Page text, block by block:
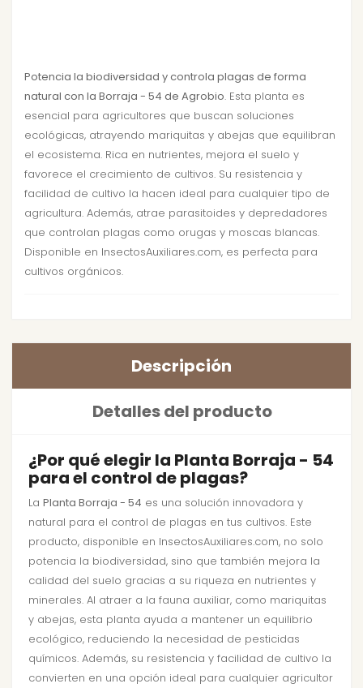
Potencia la biodiversidad y controla plagas de forma
natural con la Borraja - 54 de Agrobio. Esta planta es
esencial para agricultores que buscan soluciones
ecológicas, atrayendo mariquitas y abejas que equilibran
el ecosistema. Rica en nutrientes, mejora el suelo y
favorece el crecimiento de cultivos. Su resistencia y
facilidad de cultivo la hacen ideal para cualquier tipo de
agricultura. Además, atrae parasitoides y depredadores
que controlan plagas como orugas y moscas blancas.
Disponible en InsectosAuxiliares.com, es perfecta para
cultivos orgánicos.
Descripción
Detalles del producto
¿Por qué elegir la Planta Borraja - 54
para el control de plagas?
La Planta Borraja - 54 es una solución innovadora y
natural para el control de plagas en tus cultivos. Este
producto, disponible en InsectosAuxiliares.com, no solo
potencia la biodiversidad, sino que también mejora la
calidad del suelo gracias a su riqueza en nutrientes y
minerales. Al atraer a la fauna auxiliar, como mariquitas
y abejas, esta planta ayuda a mantener un equilibrio
ecológico, reduciendo la necesidad de pesticidas
químicos. Además, su resistencia y facilidad de cultivo la
convierten en una opción ideal para cualquier agricultor